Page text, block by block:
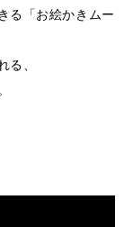
る「お絵かきムー
、